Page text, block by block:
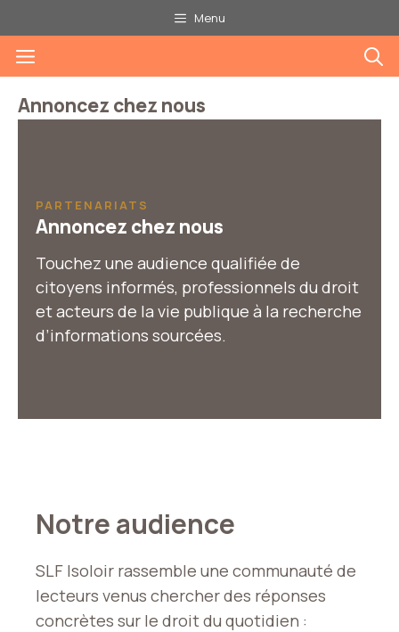
au
contenu
Menu
Menu
Annoncez chez nous
PARTENARIATS
Annoncez chez nous
Touchez une audience qualifiée de
citoyens informés, professionnels du droit
et acteurs de la vie publique à la recherche
d’informations sourcées.
Notre audience
SLF Isoloir rassemble une communauté de
lecteurs venus chercher des réponses
concrètes sur le droit du quotidien :